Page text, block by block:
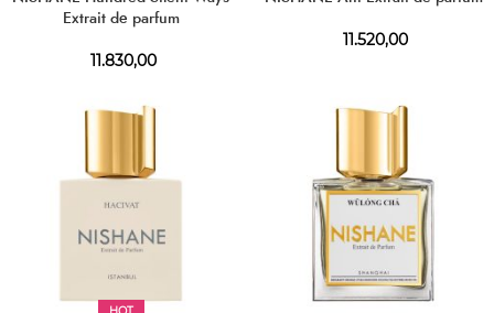
Extrait de parfum
11.830,00
11.520,00